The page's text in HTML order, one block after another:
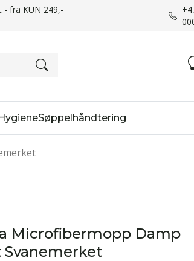
- fra KUN 249,-
Søppelhåndtering
Microfibermopp Damp
Svanemerket